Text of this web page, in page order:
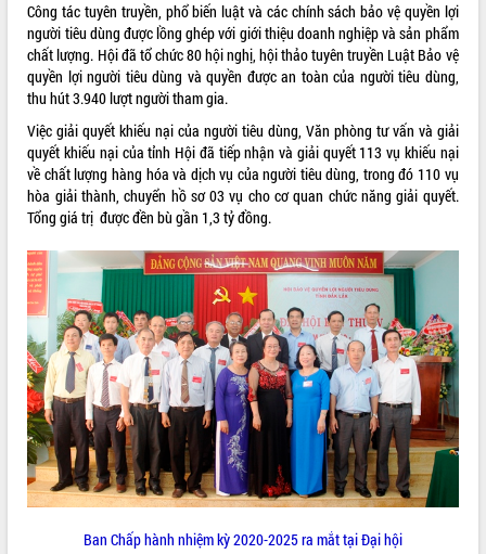
Trình diễn nghệ thuật chế biến các
món ăn từ sầu riêng
Đắk Lắk công bố Quy hoạch và xúc
tiến đầu tư tỉnh
Ngành cá ngừ Đắk Lắk chủ động thích
ứng để giữ vững thị trường xuất khẩu
Diễn đàn Kinh tế tư nhân Việt Nam đột
phá cơ chế - Hợp tác công tư
Đề án 06 tạo bước ngoặt đột phá trong
cải cách hành chính tỉnh Đắk Lắk
Kết nối tour, đẩy mạnh chuyển đổi số
để phát triển du lịch Đắk Lắk
Khởi động Dự án Đầu tư xây dựng hạ
tầng kỹ thuật Cụm công nghiệp Tân
Tiến
Gặp mặt các cơ quan báo chí nhân Kỷ
niệm 101 năm Ngày Báo chí Cách
mạng Việt Nam
Đắk Lắk sơ kết 4 năm triển khai thực
hiện Đề án 06 của Chính phủ
Họp báo thông tin về Hội nghị Công bố
Công tác tuyên truyền, phổ biến luật và các chính sách bảo vệ quyền lợi
người tiêu dùng được lồng ghép với giới thiệu doanh nghiệp và sản phẩm
chất lượng. Hội đã tổ chức 80 hội nghị, hội thảo tuyên truyền Luật Bảo vệ
quyền lợi người tiêu dùng và quyền được an toàn của người tiêu dùng,
thu hút 3.940 lượt người tham gia.
Việc giải quyết khiếu nại của người tiêu dùng, Văn phòng tư vấn và giải
quyết khiếu nại của tỉnh Hội đã tiếp nhận và giải quyết 113 vụ khiếu nại
về chất lượng hàng hóa và dịch vụ của người tiêu dùng, trong đó 110 vụ
hòa giải thành, chuyển hồ sơ 03 vụ cho cơ quan chức năng giải quyết.
Tổng giá trị được đền bù gần 1,3 tỷ đồng.
Ban Chấp hành nhiệm kỳ 2020-2025 ra mắt tại Đại hội